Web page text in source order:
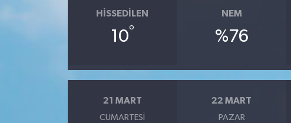
HISSEDILEN
10°
NEM
%76
21 MART
CUMARTESI
22 MART
PAZAR